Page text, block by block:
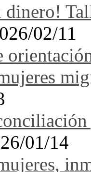
dinero!
02/11
01/14